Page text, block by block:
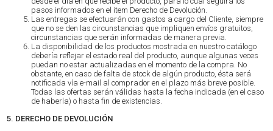
pasos informados en el item Derecho de Devolución.
Las entregas se efectuarán con gastos a cargo del Cliente, siempre
que no se den las circunstancias que impliquen envíos gratuitos,
circunstancias que serán informadas de manera previa.
La disponibilidad de los productos mostrada en nuestro catálogo
debería reflejar el estado real del producto, aunque algunas veces
puedan no estar actualizadas en el momento de la compra. No
obstante, en caso de falta de stock de algún producto, ésta será
notificada vía e-mail al comprador en el plazo más breve posible.
Todas las ofertas serán válidas hasta la fecha indicada (en el caso
de haberla) o hasta fin de existencias.
5. DERECHO DE DEVOLUCIÓN